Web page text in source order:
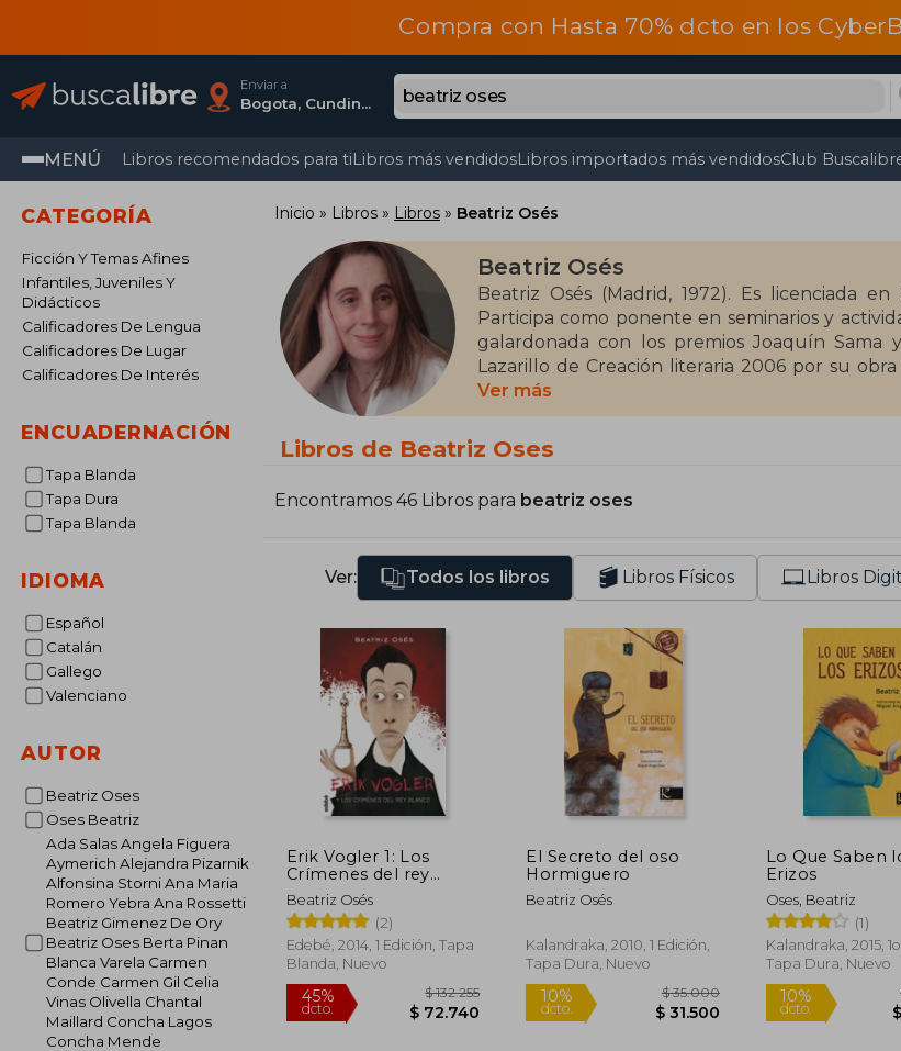
Compra con Hasta 70% dcto en los
Enviar a
Bogota, Cundinamarca
MENÚ Libros recomendados para tiLibros más vendidosLibros importados más vendidosClub
CATEGORÍA
Ficción Y Temas Afines
Infantiles, Juveniles Y
Didácticos
Calificadores De Lengua
Calificadores De Lugar
Calificadores De Interés
ENCUADERNACIÓN
Tapa Blanda
Tapa Dura
Tapa Blanda
IDIOMA
Español
Catalán
Gallego
Valenciano
AUTOR
Beatriz Oses
Oses Beatriz
Ada Salas Angela Figuera
Aymerich Alejandra Pizarnik
Alfonsina Storni Ana Maria
Romero Yebra Ana Rossetti
Beatriz Gimenez De Ory
Beatriz Oses Berta Pinan
Blanca Varela Carmen
Conde Carmen Gil Celia
Vinas Olivella Chantal
Maillard Concha Lagos
Concha Mende
Inicio Libros Libros Beatriz Osés
Beatriz Osés
Beatriz Osés (Madrid, 1972). Es licenciada
Participa como ponente en seminarios y
galardonada con los premios Joaquín
Lazarillo de Creación literaria 2006 por su
Infantil Ciudad de Orihuela 2008 por El
Brújula 2010 por El cuentanubes, obra con la
Juvenil 2011. En 2018 ganó el Premio edebé
es la creadora de la exitosa colección juvenil
Ver más
Libros de Beatriz Oses
Encontramos 46 Libros para beatriz oses
Ver: Todos los libros Libros Físicos Libros
Erik Vogler 1: Los
Crímenes del rey
Blanco (Eric Vogler)
Beatriz Osés
(2)
Edebé, 2014, 1 Edición, Tapa
Blanda, Nuevo
El Secreto del oso
Hormiguero
Beatriz Osés
Kalandraka, 2010, 1 Edición,
Tapa Dura, Nuevo
Lo Que Saben
Erizos
Oses, Beatriz
(1)
Kalandraka, 2015,
Tapa Dura, Nuevo